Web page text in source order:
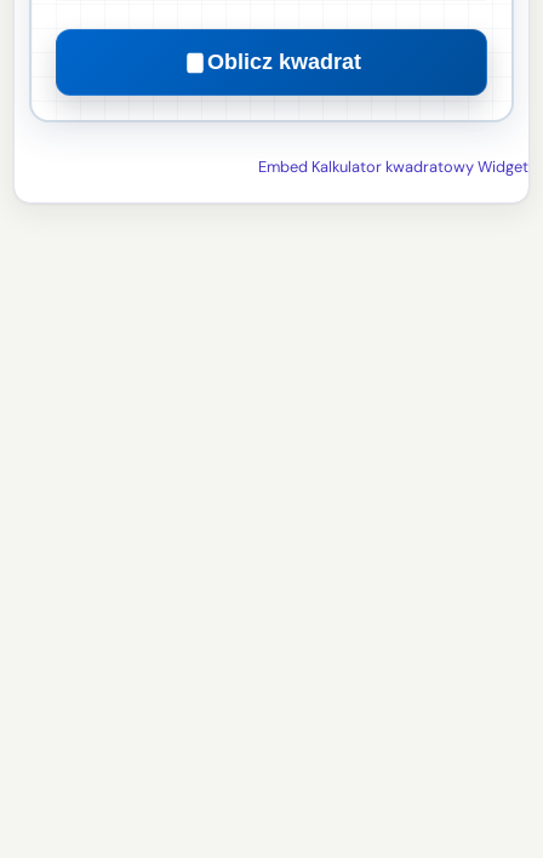
Oblicz kwadrat
Embed Kalkulator kwadratowy Widget